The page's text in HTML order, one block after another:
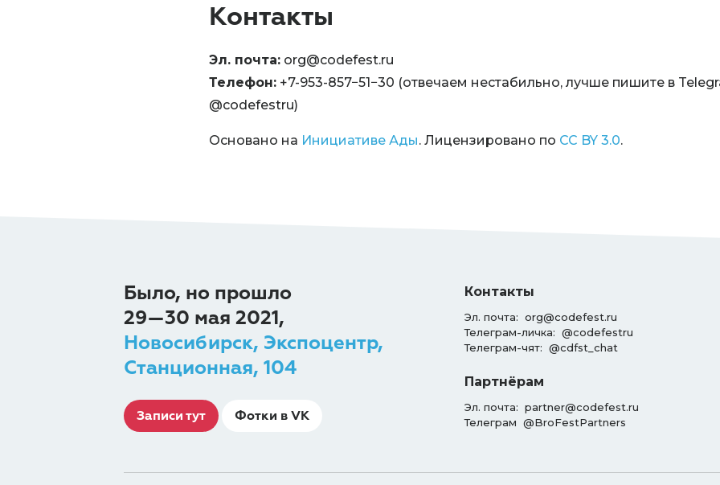
Контакты
Эл. почта: org@codefest.ru
Телефон: +7-953-857−51−30 (отвечаем нестабильно, лучше пишите в
@codefestru)
Основано на Инициативе Ады. Лицензировано по CC BY 3.0.
Было, но прошло
29—30 мая 2021,
Новосибирск, Экспоцентр,
Станционная, 104
Записи тут Фотки в VK
Контакты
Эл. почта: org@codefest.ru
Телеграм-личка: @codefestru
Телеграм-чят: @cdfst_chat
Партнёрам
Эл. почта: partner@codefest.ru
Телеграм @BroFestPartners